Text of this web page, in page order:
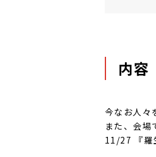
内容
今なお人々
また、会場
11/27 『羅